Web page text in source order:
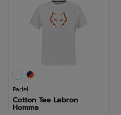
Padel
Cotton Tee Lebron
Homme